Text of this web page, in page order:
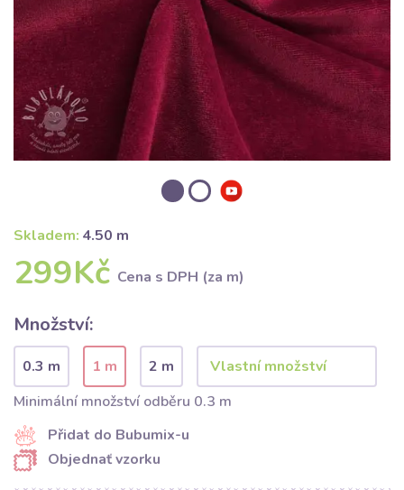
Skladem: 4.50 m
299Kč Cena s DPH (za m)
Množství:
0.3 m 1 m
2 m
Minimální množství odběru 0.3 m
Přidat do Bubumix-u
Objednať vzorku